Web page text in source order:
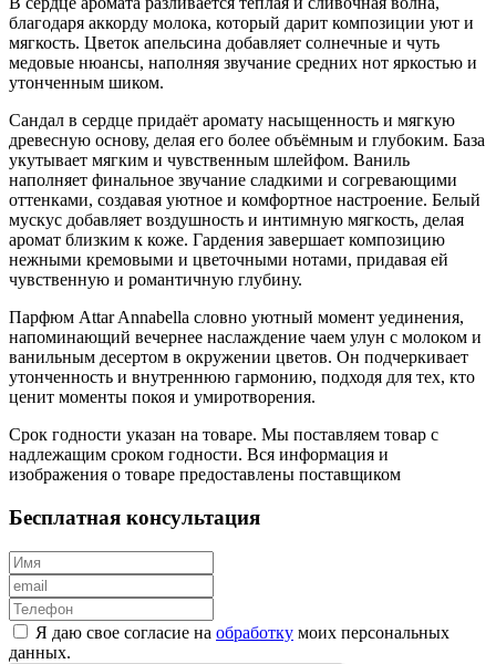
благодаря аккорду молока, который дарит композиции уют и
мягкость. Цветок апельсина добавляет солнечные и чуть
медовые нюансы, наполняя звучание средних нот яркостью и
утонченным шиком.
Сандал в сердце придаёт аромату насыщенность и мягкую
древесную основу, делая его более объёмным и глубоким. База
укутывает мягким и чувственным шлейфом. Ваниль
наполняет финальное звучание сладкими и согревающими
оттенками, создавая уютное и комфортное настроение. Белый
мускус добавляет воздушность и интимную мягкость, делая
аромат близким к коже. Гардения завершает композицию
нежными кремовыми и цветочными нотами, придавая ей
чувственную и романтичную глубину.
Парфюм Attar Annabella словно уютный момент уединения,
напоминающий вечернее наслаждение чаем улун с молоком и
ванильным десертом в окружении цветов. Он подчеркивает
утонченность и внутреннюю гармонию, подходя для тех, кто
ценит моменты покоя и умиротворения.
Срок годности указан на товаре. Мы поставляем товар с
надлежащим сроком годности. Вся информация и
изображения о товаре предоставлены поставщиком
Бесплатная консультация
Я даю свое согласие на обработку моих персональных
данных.